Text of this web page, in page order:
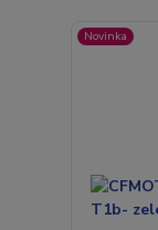
Novinka